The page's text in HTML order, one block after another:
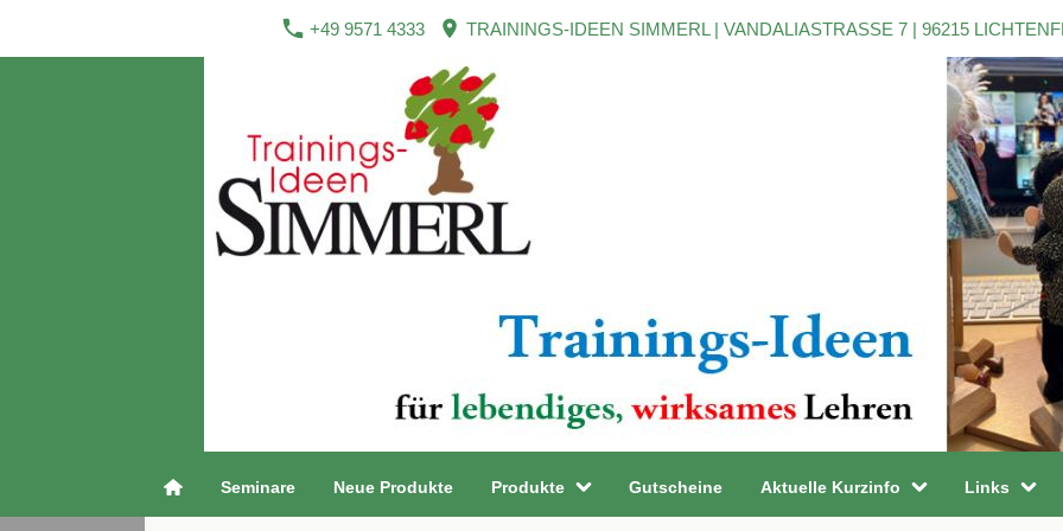
+49 9571 4333 TRAININGS-IDEEN SIMMERL | VANDALIASTRASSE 7 | 96215
Seminare Neue Produkte Produkte Gutscheine Aktuelle Kurzinfo Links